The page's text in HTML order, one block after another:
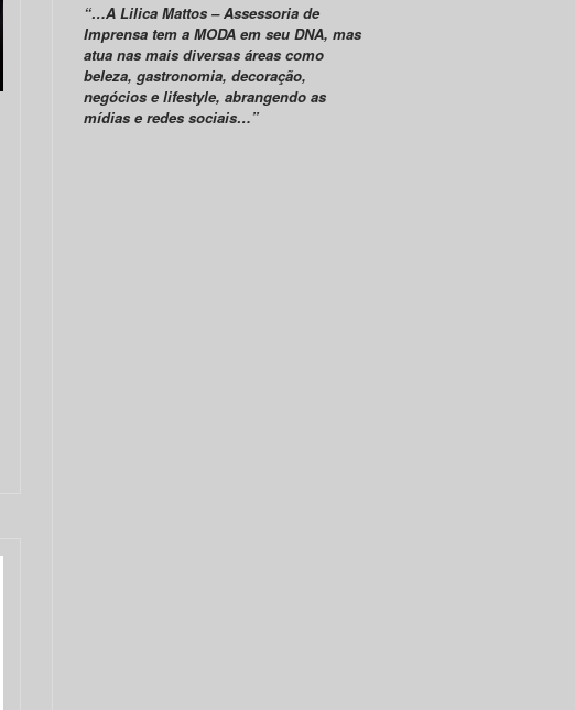
“…A Lilica Mattos – Assessoria de
Imprensa tem a MODA em seu DNA, mas
atua nas mais diversas áreas como
beleza, gastronomia, decoração,
negócios e lifestyle, abrangendo as
mídias e redes sociais…”